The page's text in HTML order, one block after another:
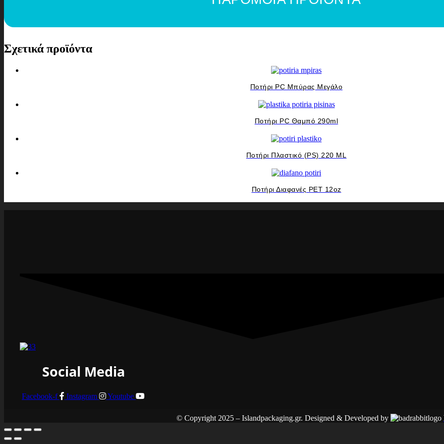
Σχετικά προϊόντα
Ποτήρι PC Μπύρας Μεγάλο
Ποτήρι PC Θαμπό 290ml
Ποτήρι Πλαστικό (ΡS) 220 ΜL
Ποτήρι Διαφανές PET 12oz
Social Media
Facebook-f Instagram Youtube
© Copyright 2025 – Islandpackaging.gr. Designed & Developed by